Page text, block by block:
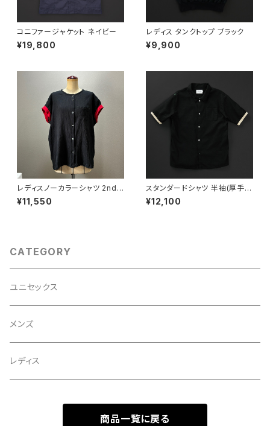
コニファージャケット ネイビー
¥19,800
レディス タンクトップ ブラック
¥9,900
レディスノーカラーシャツ 2nd
ノースリーブ 黒×赤
¥11,550
スタンダードシャツ 半袖(厚手綿
麻) 黒×羊
¥12,100
CATEGORY
ユニセックス
メンズ
レディス
商品一覧に戻る